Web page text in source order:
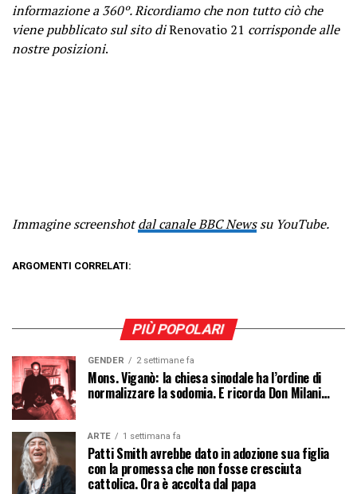
informazione a 360º. Ricordiamo che non tutto ciò che
viene pubblicato sul sito diRenovatio 21 corrisponde alle
nostre posizioni.
Immagine screenshotdal canale BBC Newssu YouTube.
ARGOMENTI CORRELATI:
PIÙ POPOLARI
GENDER 2 settimane fa
Mons. Viganò: la chiesa sinodale ha l’ordine di
normalizzare la sodomia. E ricorda Don Milani…
ARTE 1 settimana fa
Patti Smith avrebbe dato in adozione sua figlia
con la promessa che non fosse cresciuta
cattolica. Ora è accolta dal papa